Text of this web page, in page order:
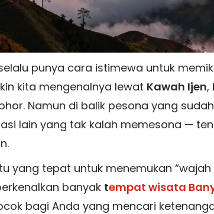
punya cara istimewa untuk
kita mengenalnya lewat Kawah Ijen,
Namun di balik pesona yang
lain yang tak kalah memesona —
yang tepat untuk menemukan “wajah
banyak tempat wisata
bagi Anda yang mencari